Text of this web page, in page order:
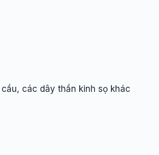
các dây thần kinh sọ khác